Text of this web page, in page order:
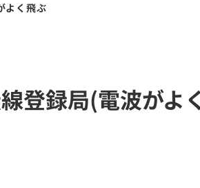
よく飛ぶ
登録局(電波がよ